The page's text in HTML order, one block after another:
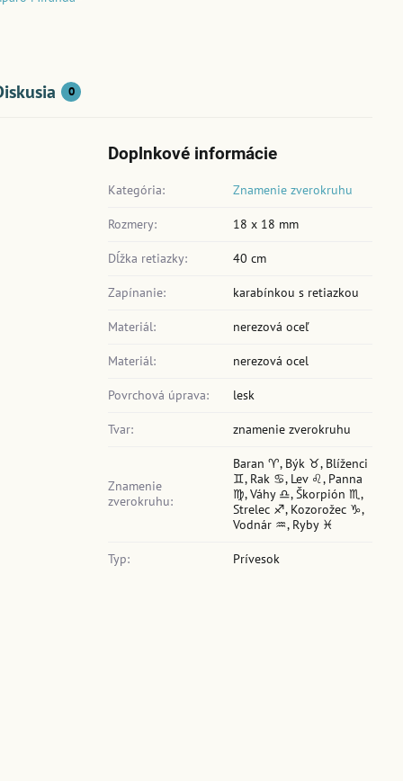
0
Doplnkové informácie
Kategória: Znamenie zverokruhu
Rozmery: 18 x 18 mm
Dĺžka retiazky: 40 cm
Zapínanie: karabínkou s retiazkou
Materiál: nerezová oceľ
Materiál: nerezová ocel
Povrchová úprava: lesk
Tvar: znamenie zverokruhu
Znamenie
zverokruhu:
Baran ♈, Býk ♉, Blíženci
♊, Rak ♋, Lev ♌, Panna
♍, Váhy ♎, Škorpión ♏,
Strelec ♐, Kozorožec ♑,
Vodnár ♒, Ryby ♓
Typ: Prívesok